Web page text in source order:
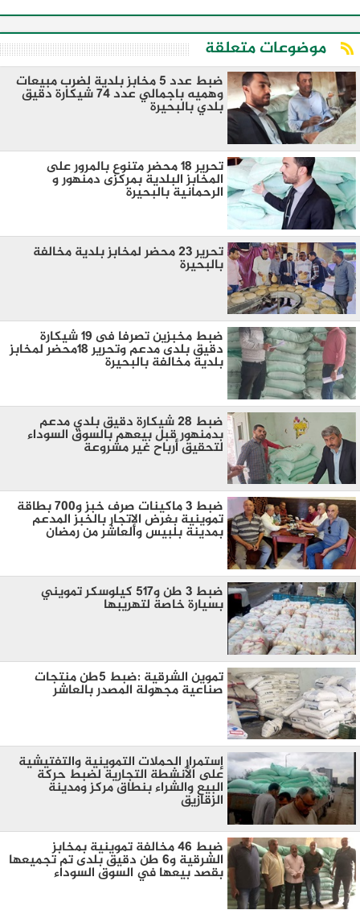
موضوعات متعلقة
ضبط عدد 5 مخابز بلدية لضرب مبيعات
وهميه باجمالي عدد 74 شيكارة دقيق
بلدي بالبحيرة
تحرير 18 محضر متنوع بالمرور على
المخابز البلدية بمركزى دمنهور و
الرحمانية بالبحيرة
تحرير 23 محضر لمخابز بلدية مخالفة
بالبحيرة
ضبط مخبزين تصرفا فى 19 شيكارة
دقيق بلدى مدعم وتحرير 18محضر لمخابز
بلدية مخالفة بالبحيرة
ضبط 28 شيكارة دقيق بلدي مدعم
بدمنهور قبل بيعهم بالسوق السوداء
لتحقيق أرباح غير مشروعة
ضبط 3 ماكينات صرف خبز و700 بطاقة
تموينية بغرض الإتجار بالخبز المدعم
بمدينة بلبيس والعاشر من رمضان
ضبط 3 طن و517 كيلوسكر تمويني
بسيارة خاصة لتهريبها
تموين الشرقية :ضبط 5طن منتجات
صناعية مجهولة المصدر بالعاشر
إستمرار الحملات التموينية والتفتيشية
على الأنشطة التجارية لضبط حركة
البيع والشراء بنطاق مركز ومدينة
الزقازيق
ضبط 46 مخالفة تموينية بمخابز
الشرقية و6 طن دقيق بلدى تم تجميعها
بقصد بيعها في السوق السوداء